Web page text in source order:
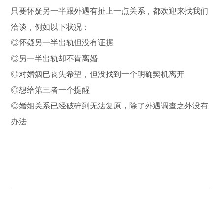
只要怀疑另一半跟外遇有扯上一点关系，都欢迎来找我们
洽谈，例如以下状况：
◎怀疑另一半出轨但没有证据
◎另一半出轨却不肯离婚
◎对婚姻已丧失希望，但没找到一个明确契机离开
◎想给第三者一个提醒
◎婚姻关系已经破碎到无法复原，除了外遇调查之外没有
办法